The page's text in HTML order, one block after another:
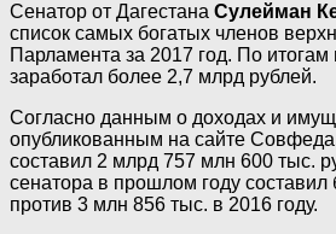
Сенатор от Дагестана Сулейман
список самых богатых членов
Парламента за 2017 год. По итогам
заработал более 2,7 млрд рублей.
Согласно данным о доходах и
опубликованным на сайте
составил 2 млрд 757 млн 600 тыс.
сенатора в прошлом году составил
против 3 млн 856 тыс. в 2016 году.